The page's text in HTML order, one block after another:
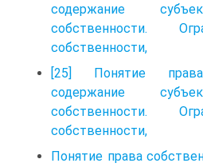
содержание
собственности.
собственности,
[25] Понятие права
содержание
собственности.
собственности,
Понятие права